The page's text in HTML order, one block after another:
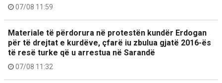
07/08 11:59
Materiale të përdorura në protestën kundër Erdogan
për të drejtat e kurdëve, çfarë iu zbulua gjatë 2016-ës
të resë turke që u arrestua në Sarandë
07/08 11:32